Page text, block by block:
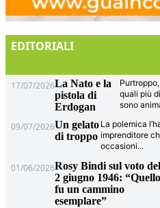
EDITORIALI
17/07/2026La Nato e la
pistola di
Erdogan
quali più
sono
09/07/2026Un gelato
di troppo
La polemica
imprenditore
occasioni...
01/06/2026Rosy Bindi sul voto del
2 giugno 1946: “Quello
fu un cammino
esemplare”